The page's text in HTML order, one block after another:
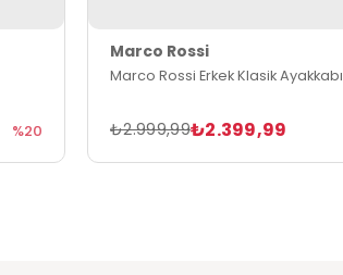
%20
Marco Rossi
Marco Rossi Erkek Klasik Ayakkabı
₺2.399,99
₺2.999,99